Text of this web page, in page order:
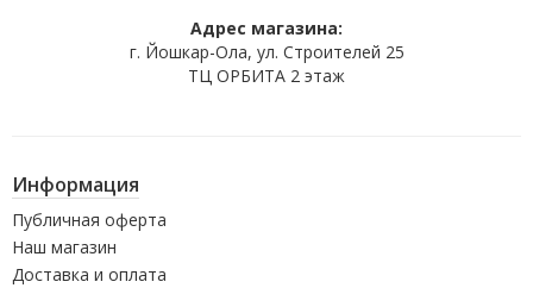
Адрес магазина:
г. Йошкар-Ола, ул. Строителей 25
ТЦ ОРБИТА 2 этаж
Информация
Публичная оферта
Наш магазин
Доставка и оплата